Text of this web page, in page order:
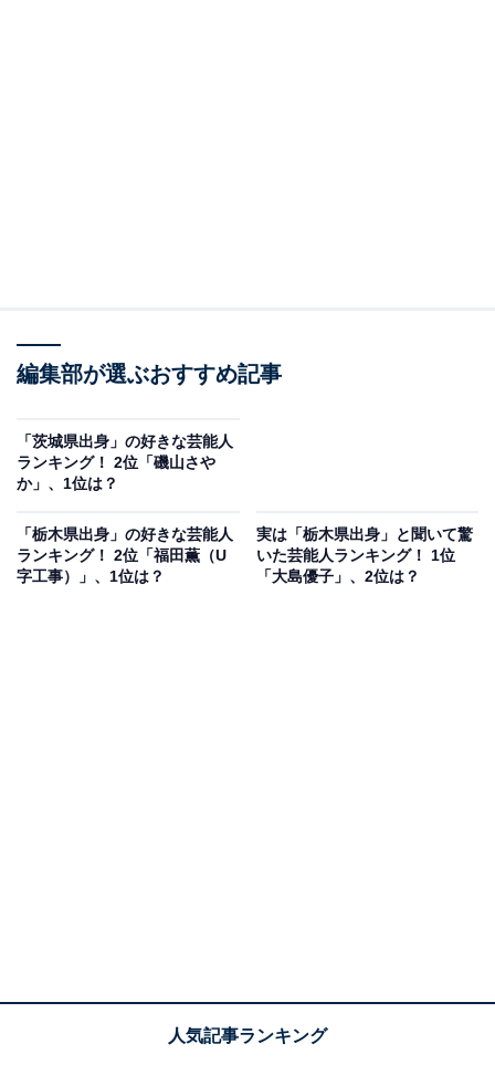
A post shared by Naomi Watanabe (@watanabenaomi703)
2位は、お笑い芸人や俳優として活躍する渡辺直美さん
でした。渡辺さんは、台湾生まれで茨城県石岡市育ち。
ものまねで一世を風靡（ふうび）します。印象的なキャ
ラクターで人気となり、『笑っていいとも！』（フジテ
ました」（30代女性・北海道）、「今は海外でも活躍さ
れているし、地方出身というイメージがなかった」（50
編集部が選ぶおすすめ記事
「茨城県出身」の好きな芸能人
ランキング！ 2位「磯山さや
か」、1位は？
「栃木県出身」の好きな芸能人
ランキング！ 2位「福田薫（U
字工事）」、1位は？
実は「栃木県出身」と聞いて驚
いた芸能人ランキング！ 1位
「大島優子」、2位は？